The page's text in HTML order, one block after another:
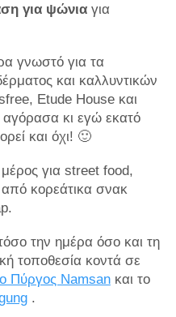
για ψώνιαγια
γνωστό για τα
και καλλυντικών
Etude House και
κι εγώ εκατό
και όχι! 🙂
μέρος για street food,
κορεάτικα σνακ
την ημέρα όσο και τη
τοποθεσία κοντά σε
ο Πύργος Namsanκαι το
.